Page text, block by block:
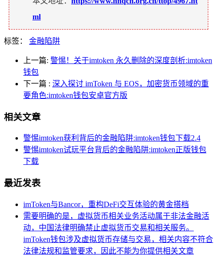
ml
标签： 金融陷阱
上一篇: 警惕！关于imtoken 永久删除的深度剖析:imtoken
钱包
下一篇 : 深入探讨 imToken 与 EOS，加密货币领域的重
要角色:imtoken钱包安卓官方版
相关文章
警惕imtoken获利背后的金融陷阱:imtoken钱包下载2.4
警惕imtoken试玩平台背后的金融陷阱:imtoken正版钱包
下载
最近发表
imToken与Bancor，重构DeFi交互体验的黄金搭档
需要明确的是，虚拟货币相关业务活动属于非法金融活
动，中国法律明确禁止虚拟货币交易和相关服务。
imToken钱包涉及虚拟货币存储与交易，相关内容不符合
法律法规和监管要求，因此不能为你提供相关文章